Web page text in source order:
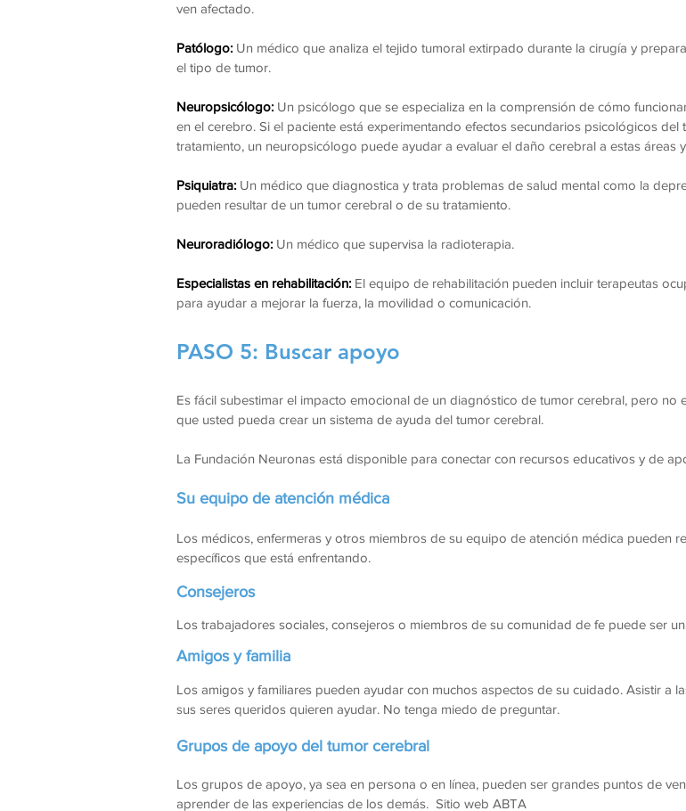
ven afectado.
Patólogo: Un médico que analiza el tejido tumoral extirpado durante la cirugía y
el tipo de tumor.
Neuropsicólogo: Un psicólogo que se especializa en la comprensión de cómo
en el cerebro. Si el paciente está experimentando efectos secundarios psicológicos del
tratamiento, un neuropsicólogo puede ayudar a evaluar el daño cerebral a estas áreas
Psiquiatra: Un médico que diagnostica y trata problemas de salud mental como la
pueden resultar de un tumor cerebral o de su tratamiento.
Neuroradiólogo: Un médico que supervisa la radioterapia.
Especialistas en rehabilitación: El equipo de rehabilitación pueden incluir terapeutas
para ayudar a mejorar la fuerza, la movilidad o comunicación.
PASO 5: Buscar apoyo
Es fácil subestimar el impacto emocional de un diagnóstico de tumor cerebral, pero
que usted pueda crear un sistema de ayuda del tumor cerebral.
La Fundación Neuronas está disponible para conectar con recursos educativos y de
Su equipo de atención médica
Los médicos, enfermeras y otros miembros de su equipo de atención médica pueden
específicos que está enfrentando.
Consejeros
Los trabajadores sociales, consejeros o miembros de su comunidad de fe puede ser
Amigos y familia
Los amigos y familiares pueden ayudar con muchos aspectos de su cuidado. Asistir a
sus seres queridos quieren ayudar. No tenga miedo de preguntar.
Grupos de apoyo del tumor cerebral
Los grupos de apoyo, ya sea en persona o en línea, pueden ser grandes puntos de
aprender de las experiencias de los demás. Sitio web ABTA